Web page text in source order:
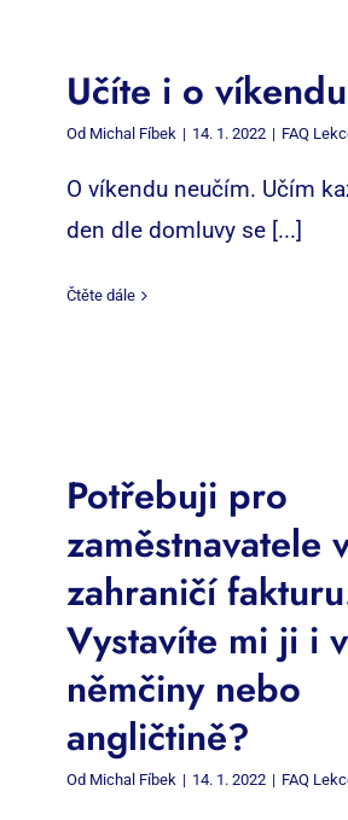
Učíte i o
Od Michal Fíbek | 14. 1. 2022 | FAQ
O víkendu neučím. Učím
den dle domluvy se [...]
Čtěte dále
Potřebuji pro
zaměstnavatele
zahraničí
Vystavíte mi ji i v
němčiny nebo
angličtině?
Od Michal Fíbek | 14. 1. 2022 | FAQ